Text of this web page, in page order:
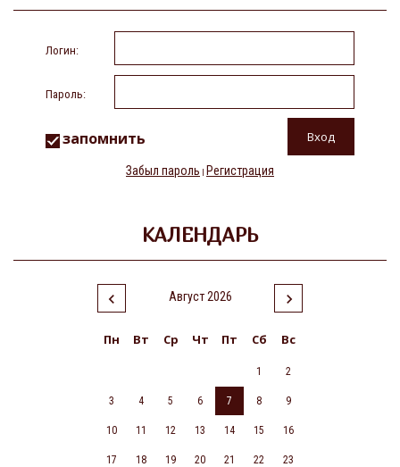
Логин:
Пароль:
запомнить
Забыл пароль | Регистрация
КАЛЕНДАРЬ
Август 2026
Пн Вт Ср Чт Пт Сб Вс
1 2
3 4 5 6 7 8 9
10 11 12 13 14 15 16
17 18 19 20 21 22 23